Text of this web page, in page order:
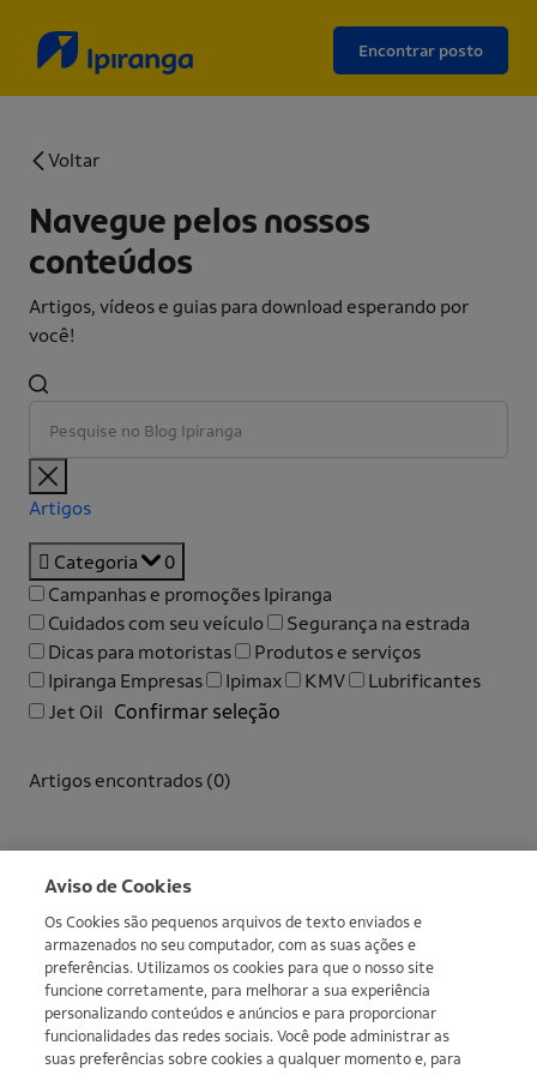
Encontrar posto
Voltar
Navegue pelos nossos
conteúdos
Artigos, vídeos e guias para download esperando por
você!
Artigos
Categoria
0
Campanhas e promoções Ipiranga
Cuidados com seu veículo
Segurança na estrada
Dicas para motoristas
Produtos e serviços
Ipiranga Empresas
Ipimax KMV
Lubrificantes
Jet Oil Confirmar seleção
Artigos encontrados (0)
Aviso de Cookies
Os Cookies são pequenos arquivos de texto enviados e
armazenados no seu computador, com as suas ações e
preferências. Utilizamos os cookies para que o nosso site
funcione corretamente, para melhorar a sua experiência
personalizando conteúdos e anúncios e para proporcionar
funcionalidades das redes sociais. Você pode administrar as
suas preferências sobre cookies a qualquer momento e, para